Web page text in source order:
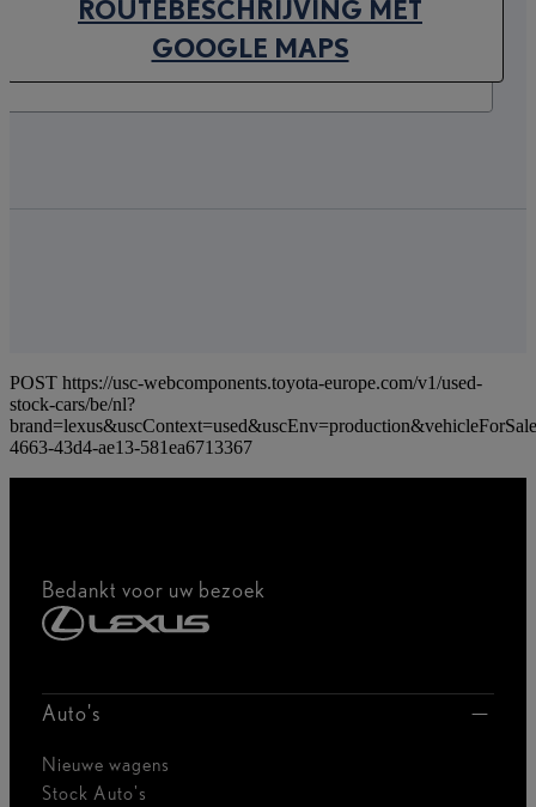
ROUTEBESCHRIJVING MET
GOOGLE MAPS(OPENS IN NEW TAB)
POST https://usc-webcomponents.toyota-europe.com/v1/used-
stock-cars/be/nl?
4663-43d4-ae13-581ea6713367
Bedankt voor uw bezoek
Auto's
Nieuwe wagens
Stock Auto's